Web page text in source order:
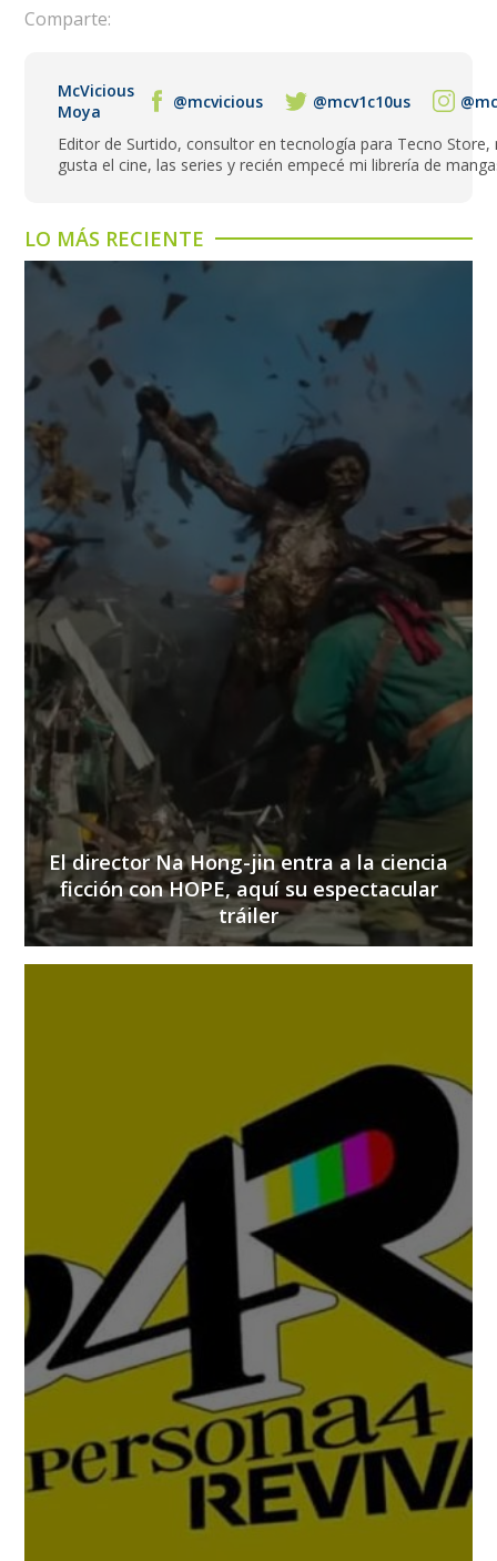
Comparte:
McVicious
Moya
@mcvicious @mcv1c10us
Editor de Surtido, consultor en tecnología para Tecno Store,
gusta el cine, las series y recién empecé mi librería de
LO MÁS RECIENTE
El director Na Hong-jin entra a la ciencia
ficción con HOPE, aquí su espectacular
tráiler